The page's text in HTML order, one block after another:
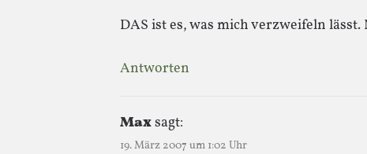
DAS ist es, was mich verzweifeln
Antworten
Maxsagt:
19. März 2007 um 1:02 Uhr